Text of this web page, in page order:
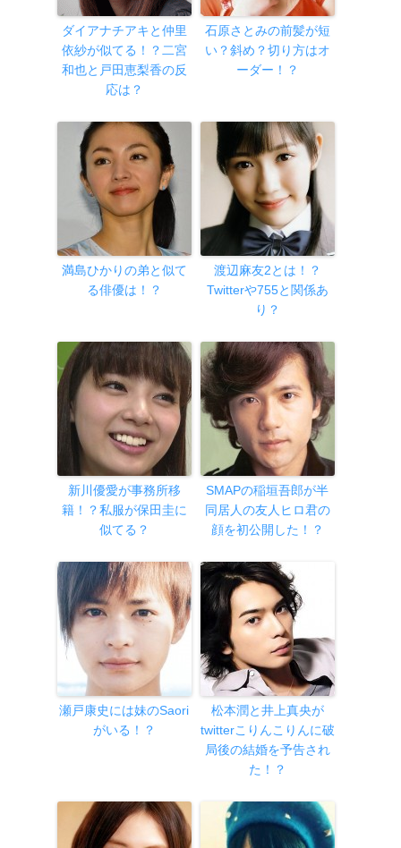
ダイアナチアキと仲里
依紗が似てる！？二宮
和也と戸田恵梨香の反
応は？
石原さとみの前髪が短
い？斜め？切り方はオ
ーダー！？
満島ひかりの弟と似て
る俳優は！？
渡辺麻友2とは！？
Twitterや755と関係あ
り？
新川優愛が事務所移
籍！？私服が保田圭に
似てる？
SMAPの稲垣吾郎が半
同居人の友人ヒロ君の
顔を初公開した！？
瀬戸康史には妹のSaori
がいる！？
松本潤と井上真央が
twitterこりんこりんに破
局後の結婚を予告され
た！？